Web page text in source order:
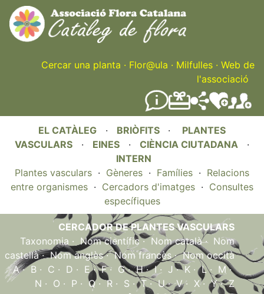
Skip
to
main
content
Cercar una planta · Flor@ula · Milfulles · Web de
l'associació
EL CATÀLEG · BRIÒFITS · PLANTES
VASCULARS · EINES · CIÈNCIA CIUTADANA ·
INTERN
Plantes vasculars · Gèneres · Famílies · Relacions
entre organismes · Cercadors d'imatges · Consultes
específiques
CERCADOR DE PLANTES VASCULARS
Taxonomia · Nom científic·Nom català· Nom
castellà·Nom anglès·Nom francès·Nom occità
A·B · C · D · E·F· G·H·I· J ·K ·L· M·
N · O · P · Q·R · S ·T ·U·V· X·Y·Z